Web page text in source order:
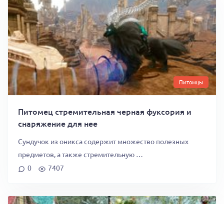
Питомцы
Питомец стремительная черная фуксория и
снаряжение для нее
Сундучок из оникса содержит множество полезных
предметов, а также стремительную …
0
7407